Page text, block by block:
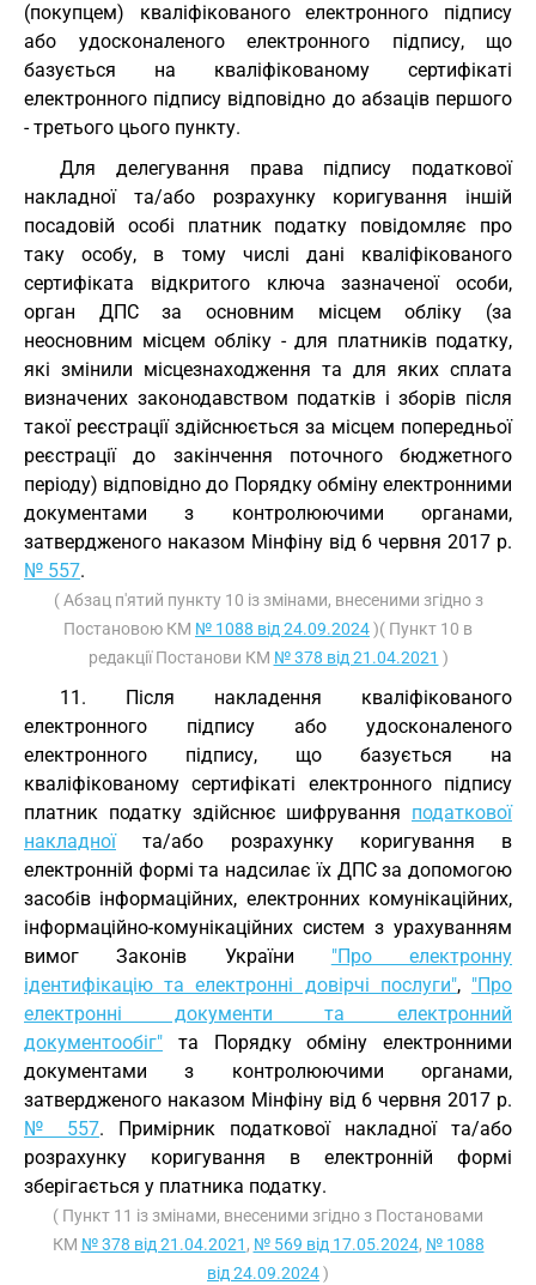
(покупцем) кваліфікованого електронного підпису
або удосконаленого електронного підпису, що
базується на кваліфікованому сертифікаті
електронного підпису відповідно до абзаців першого
- третього цього пункту.
Для делегування права підпису податкової
накладної та/або розрахунку коригування іншій
посадовій особі платник податку повідомляє про
таку особу, в тому числі дані кваліфікованого
сертифіката відкритого ключа зазначеної особи,
орган ДПС за основним місцем обліку (за
неосновним місцем обліку - для платників податку,
які змінили місцезнаходження та для яких сплата
визначених законодавством податків і зборів після
такої реєстрації здійснюється за місцем попередньої
реєстрації до закінчення поточного бюджетного
періоду) відповідно до Порядку обміну електронними
документами з контролюючими органами,
затвердженого наказом Мінфіну від 6 червня 2017 р.
№ 557.
( Абзац п'ятий пункту 10 із змінами, внесеними згідно з
Постановою КМ № 1088 від 24.09.2024)( Пункт 10 в
редакції Постанови КМ № 378 від 21.04.2021 )
11. Після накладення кваліфікованого
електронного підпису або удосконаленого
електронного підпису, що базується на
кваліфікованому сертифікаті електронного підпису
платник податку здійснює шифрування податкової
накладноїта/або розрахунку коригування в
електронній формі та надсилає їх ДПС за допомогою
засобів інформаційних, електронних комунікаційних,
інформаційно-комунікаційних систем з урахуванням
вимог Законів України "Про електронну
ідентифікацію та електронні довірчі послуги", "Про
електронні документи та електронний
документообіг" та Порядку обміну електронними
документами з контролюючими органами,
затвердженого наказом Мінфіну від 6 червня 2017 р.
№ 557. Примірник податкової накладної та/або
розрахунку коригування в електронній формі
зберігається у платника податку.
( Пункт 11 із змінами, внесеними згідно з Постановами
КМ № 378 від 21.04.2021 , № 569 від 17.05.2024, № 1088
від 24.09.2024)